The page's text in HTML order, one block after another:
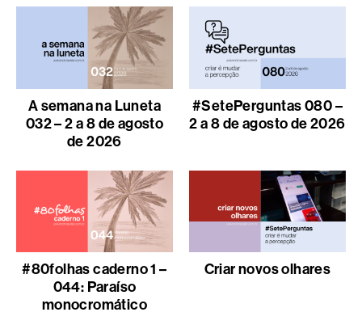
A semana na Luneta
032 – 2 a 8 de agosto
de 2026
#SetePerguntas 080 –
2 a 8 de agosto de 2026
#80folhas caderno 1 –
044: Paraíso
monocromático
Criar novos olhares